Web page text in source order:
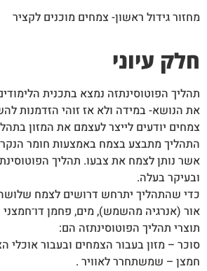
מחזור גידול ראשון- צמחים מוכנים לקציר
חלק עיוני
תהליך הפוטוסינתזה נמצא בתכנית
את הנושא- במידה ולא אז זוהי הזדמנות
צמחים יודעים לייצר לעצמם את המזון
התהליך מתבצע בצמח באמצעות חומר הנקרא
אשר נותן לצמח את צבעו. תהליך
ובעיקר בעלה.
כדי שהתהליך יתרחש דרושים לצמח
אור (אנרגיה מהשמש), מים, פחמן דו־חמצני
תוצרי תהליך הפוטוסינתזה הם:
סוכר – מזון בעבור הצמחים ובעבור אוכלי
חמצן – שמשתחרר לאוויר .